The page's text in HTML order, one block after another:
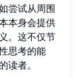
尝试从周围
本身会提供
。这不仅节
思考的能
读者。